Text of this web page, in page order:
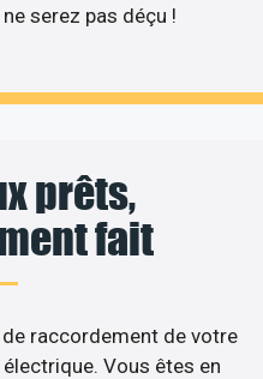
serez pas déçu !
prêts,
fait
raccordement de votre
Vous êtes en